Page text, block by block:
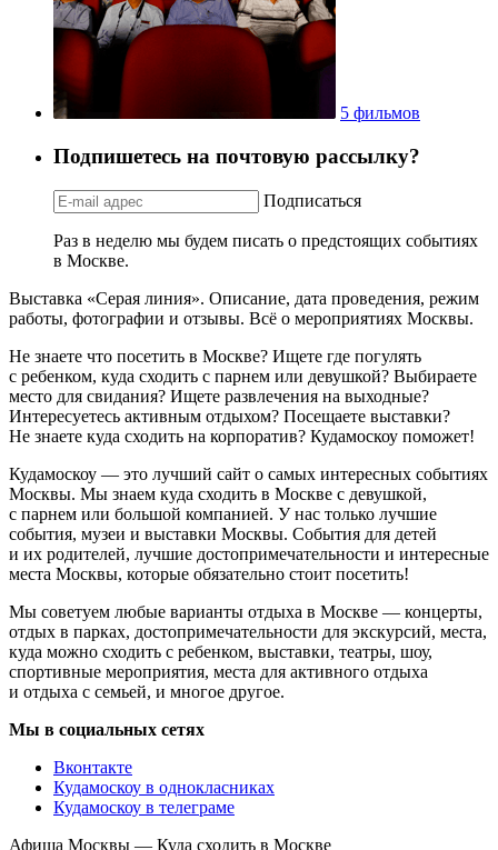
5 фильмов
Подпишетесь на почтовую рассылку?
Подписаться
Раз в неделю мы будем писать о предстоящих событиях
в Москве.
Выставка «Серая линия». Описание, дата проведения, режим
работы, фотографии и отзывы. Всё о мероприятиях Москвы.
Не знаете что посетить в Москве? Ищете где погулять
с ребенком, куда сходить с парнем или девушкой? Выбираете
место для свидания? Ищете развлечения на выходные?
Интересуетесь активным отдыхом? Посещаете выставки?
Не знаете куда сходить на корпоратив? Кудамоскоу поможет!
Кудамоскоу — это лучший сайт о самых интересных событиях
Москвы. Мы знаем куда сходить в Москве с девушкой,
с парнем или большой компанией. У нас только лучшие
события, музеи и выставки Москвы. События для детей
и их родителей, лучшие достопримечательности и интересные
места Москвы, которые обязательно стоит посетить!
Мы советуем любые варианты отдыха в Москве — концерты,
отдых в парках, достопримечательности для экскурсий, места,
куда можно сходить с ребенком, выставки, театры, шоу,
спортивные мероприятия, места для активного отдыха
и отдыха с семьей, и многое другое.
Мы в социальных сетях
Вконтакте
Кудамоскоу в однокласниках
Кудамоскоу в телеграме
Афиша Москвы — Куда сходить в Москве